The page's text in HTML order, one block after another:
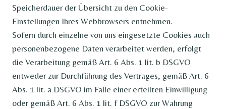
Speicherdauer der Übersicht zu den Cookie-
Einstellungen Ihres Webbrowsers entnehmen.
Sofern durch einzelne von uns eingesetzte Cookies auch
personenbezogene Daten verarbeitet werden, erfolgt
die Verarbeitung gemäß Art. 6 Abs. 1 lit. b DSGVO
entweder zur Durchführung des Vertrages, gemäß Art. 6
Abs. 1 lit. a DSGVO im Falle einer erteilten Einwilligung
oder gemäß Art. 6 Abs. 1 lit. f DSGVO zur Wahrung